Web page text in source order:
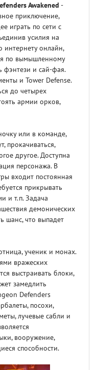
Awakened -
приключение,
играть по сети с
усилия на
интернету онлайн,
по вымышленному
фэнтези и сай-фая.
и Tower Defense.
до четырех
армии орков,
или в команде,
прокачиваться,
другое. Доступна
персонажа. В
входит постоянная
прикрывать
и т.п. Задача
демонических
шанс, что выпадет
ученик и монах.
вражеских
выстраивать блоки,
замедлить
Defenders
посохи,
лучевые сабли и
вооружение,
способности.